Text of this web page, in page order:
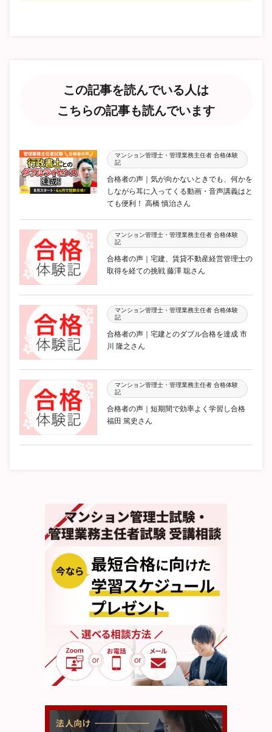
この記事を読んでいる人は
こちらの記事も読んでいます
マンション管理士・管理業務主任者 合格体験
記
合格者の声｜気が向かないときでも、何かを
しながら耳に入ってくる動画・音声講義はと
ても便利！ 高橋 慎治さん
マンション管理士・管理業務主任者 合格体験
記
合格者の声｜宅建、賃貸不動産経営管理士の
取得を経ての挑戦 藤澤 聡さん
マンション管理士・管理業務主任者 合格体験
記
合格者の声｜宅建とのダブル合格を達成 市
川 隆之さん
マンション管理士・管理業務主任者 合格体験
記
合格者の声｜短期間で効率よく学習し合格
福田 篤史さん